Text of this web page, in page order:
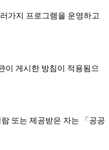
가지 프로그램을 운영하고
이 게시한 방침이 적용됨으
또는 제공받은 자는 「공공